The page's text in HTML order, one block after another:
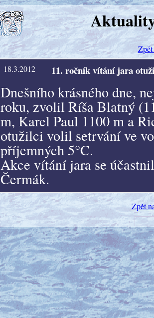
18.3.2012
11. ročník vítání jara
Dnešního krásného dne,
roku, zvolil Ríša Blatný
m, Karel Paul 1100 m a
otužilci volil setrvání ve
příjemných 5°C.
Akce vítání jara se
Čermák.
Zpět